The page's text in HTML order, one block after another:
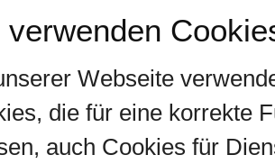
verwenden
Webseite
die für eine korrekte
auch Cookies für